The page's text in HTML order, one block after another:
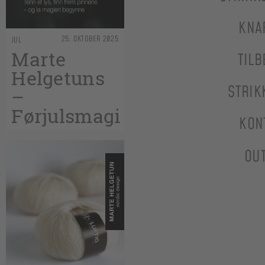
JUL 25. OKTOBER 2025
Marte
Helgetuns
–
Førjulsmagi